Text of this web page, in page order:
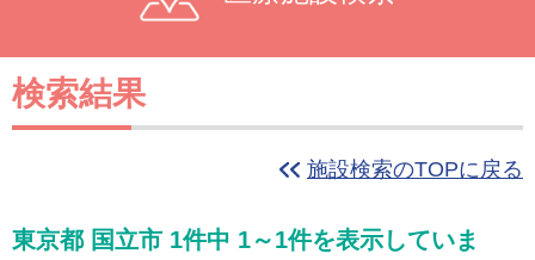
検索結果
施設検索のTOPに戻る
東京都 国立市 1件中 1～1件を表示していま